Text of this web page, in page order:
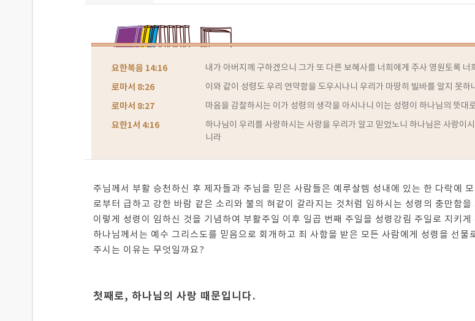
요한복음 14:16 내가 아버지께 구하겠으니 그가 또 다른 보혜사를 너희에게 주사 영원토록 너
로마서 8:26 이와 같이 성령도 우리 연약함을 도우시나니 우리가 마땅히 빌바를 알지 못
로마서 8:27 마음을 감찰하시는 이가 성령의 생각을 아시나니 이는 성령이 하나님의 뜻대
요한1서 4:16
하나님이 우리를 사랑하시는 사랑을 우리가 알고 믿었노니 하나님은 사랑이
니라
주님께서 부활 승천하신 후 제자들과 주님을 믿은 사람들은 예루살렘 성내에 있는 한 다락에
로부터 급하고 강한 바람 같은 소리와 불의 혀같이 갈라지는 것처럼 임하시는 성령의 충만함을
이렇게 성령이 임하신 것을 기념하여 부활주일 이후 일곱 번째 주일을 성령강림 주일로 지키게
하나님께서는 예수 그리스도를 믿음으로 회개하고 죄 사함을 받은 모든 사람에게 성령을 선
주시는 이유는 무엇일까요?
첫째로, 하나님의 사랑 때문입니다.